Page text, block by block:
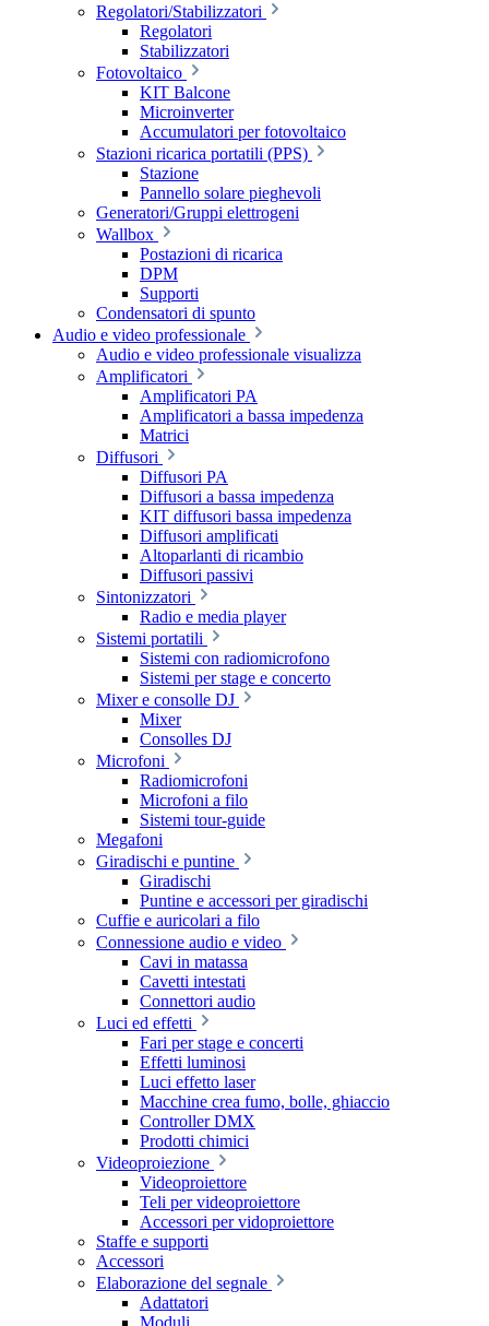
Regolatori/Stabilizzatori
Regolatori
Stabilizzatori
Fotovoltaico
KIT Balcone
Microinverter
Accumulatori per fotovoltaico
Stazioni ricarica portatili (PPS)
Stazione
Pannello solare pieghevoli
Generatori/Gruppi elettrogeni
Wallbox
Postazioni di ricarica
DPM
Supporti
Condensatori di spunto
Audio e video professionale
Audio e video professionale visualizza
Amplificatori
Amplificatori PA
Amplificatori a bassa impedenza
Matrici
Diffusori
Diffusori PA
Diffusori a bassa impedenza
KIT diffusori bassa impedenza
Diffusori amplificati
Altoparlanti di ricambio
Diffusori passivi
Sintonizzatori
Radio e media player
Sistemi portatili
Sistemi con radiomicrofono
Sistemi per stage e concerto
Mixer e consolle DJ
Mixer
Consolles DJ
Microfoni
Radiomicrofoni
Microfoni a filo
Sistemi tour-guide
Megafoni
Giradischi e puntine
Giradischi
Puntine e accessori per giradischi
Cuffie e auricolari a filo
Connessione audio e video
Cavi in matassa
Cavetti intestati
Connettori audio
Luci ed effetti
Fari per stage e concerti
Effetti luminosi
Luci effetto laser
Macchine crea fumo, bolle, ghiaccio
Controller DMX
Prodotti chimici
Videoproiezione
Videoproiettore
Teli per videoproiettore
Accessori per vidoproiettore
Staffe e supporti
Accessori
Elaborazione del segnale
Adattatori
Moduli